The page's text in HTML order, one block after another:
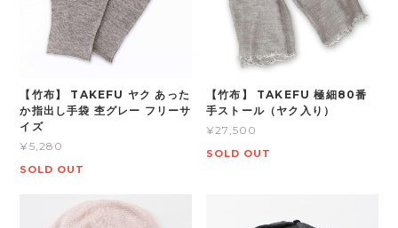
【竹布】 TAKEFU ヤク あった
か指出し手袋 杢グレー フリーサ
イズ
¥5,280
SOLD OUT
【竹布】 TAKEFU 極細80番
手ストール（ヤク入り）
¥27,500
SOLD OUT